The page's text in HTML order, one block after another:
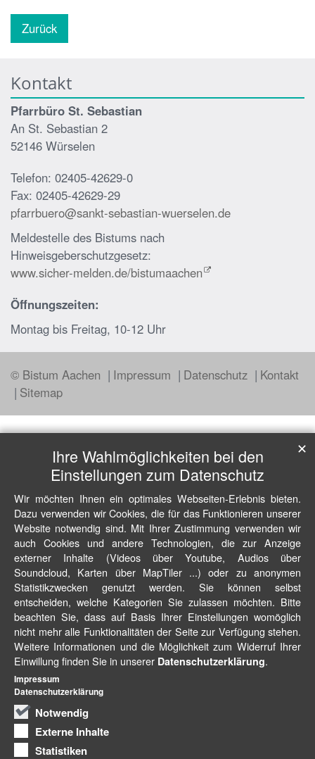
Zurück
Kontakt
Pfarrbüro St. Sebastian
An St. Sebastian 2
52146 Würselen
Telefon: 02405-42629-0
Fax: 02405-42629-29
pfarrbuero@sankt-sebastian-wuerselen.de
Meldestelle des Bistums nach
Hinweisgeberschutzgesetz:
www.sicher-melden.de/bistumaachen
Öffnungszeiten:
Montag bis Freitag, 10-12 Uhr
© Bistum Aachen Impressum Datenschutz
Kontakt
Sitemap
Ihre Wahlmöglichkeiten bei den
Einstellungen zum Datenschutz
Wir möchten Ihnen ein optimales Webseiten-Erlebnis bieten.
Dazu verwenden wir Cookies, die für das Funktionieren unserer
Website notwendig sind. Mit Ihrer Zustimmung verwenden wir
auch Cookies und andere Technologien, die zur Anzeige
externer Inhalte (Videos über Youtube, Audios über
Soundcloud, Karten über MapTiler ...) oder zu anonymen
Statistikzwecken genutzt werden. Sie können selbst
entscheiden, welche Kategorien Sie zulassen möchten. Bitte
beachten Sie, dass auf Basis Ihrer Einstellungen womöglich
nicht mehr alle Funktionalitäten der Seite zur Verfügung stehen.
Weitere Informationen und die Möglichkeit zum Widerruf Ihrer
Einwillung finden Sie in unserer Datenschutzerklärung.
Notwendig
Externe Inhalte
Statistiken
✕
Impressum
Datenschutzerklärung